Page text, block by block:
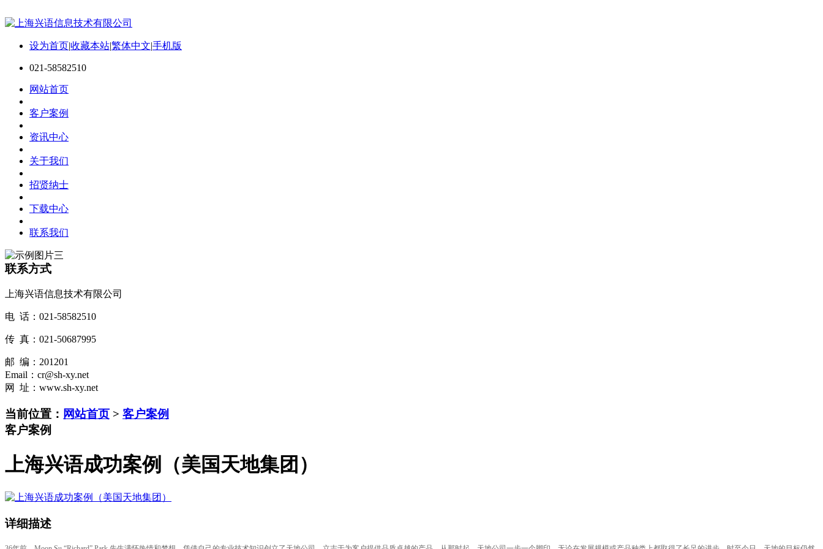
设为首页|收藏本站|繁体中文|手机版
021-58582510
网站首页
客户案例
资讯中心
关于我们
招贤纳士
下载中心
联系我们
联系方式
上海兴语信息技术有限公司
电 话：021-58582510
传 真：021-50687995
邮 编：201201
Email：cr@sh-xy.net
网 址：www.sh-xy.net
当前位置： 网站首页 > 客户案例
客户案例
上海兴语成功案例（美国天地集团）
详细描述